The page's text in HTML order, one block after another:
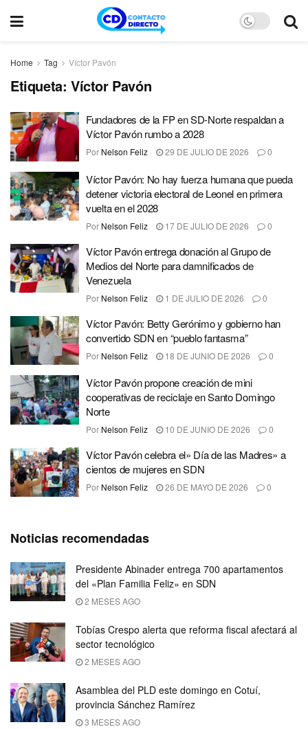
Home Tag Víctor Pavón
Etiqueta: Víctor Pavón
Fundadores de la FP en SD-Norte respaldan a
Víctor Pavón rumbo a 2028
Por Nelson Feliz 29 DE JULIO DE 2026 0
Víctor Pavón: No hay fuerza humana que pueda
detener victoria electoral de Leonel en primera
vuelta en el 2028
Por Nelson Feliz 17 DE JULIO DE 2026 0
Víctor Pavón entrega donación al Grupo de
Medios del Norte para damnificados de
Venezuela
Por Nelson Feliz 1 DE JULIO DE 2026 0
Víctor Pavón: Betty Gerónimo y gobierno han
convertido SDN en “pueblo fantasma”
Por Nelson Feliz 18 DE JUNIO DE 2026 0
Víctor Pavón propone creación de mini
cooperativas de reciclaje en Santo Domingo
Norte
Por Nelson Feliz 10 DE JUNIO DE 2026 0
Víctor Pavón celebra el» Día de las Madres» a
cientos de mujeres en SDN
Por Nelson Feliz 26 DE MAYO DE 2026 0
Noticias recomendadas
Presidente Abinader entrega 700 apartamentos
del «Plan Familia Feliz» en SDN
2 MESES AGO
Tobías Crespo alerta que reforma fiscal afectará al
sector tecnológico
2 MESES AGO
Asamblea del PLD este domingo en Cotuí,
provincia Sánchez Ramírez
3 MESES AGO